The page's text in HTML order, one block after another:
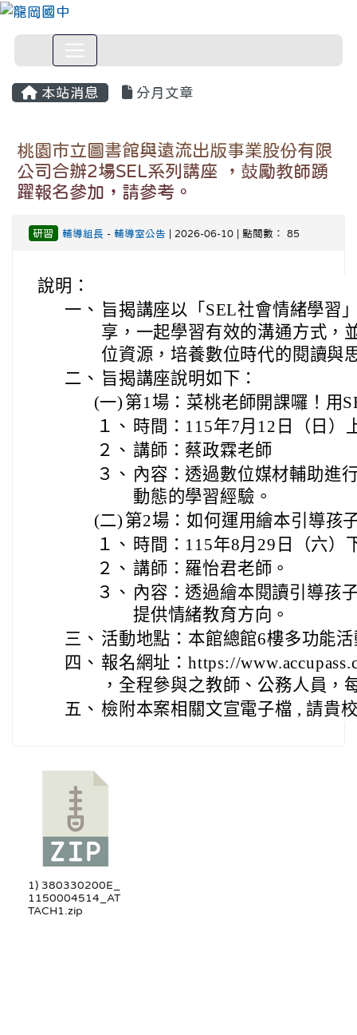
本站消息 分月文章
桃園市立圖書館與遠流出版事業股份有限
公司合辦2場SEL系列講座 ，鼓勵教師踴
躍報名參加，請參考。
研習 輔導組長 - 輔導室公告 | 2026-06-10 | 點閱數： 85
說明：
一、 旨揭講座以「SEL社會情緒學習
享，一起學習有效的溝通方式，
位資源，培養數位時代的閱讀與
二、 旨揭講座說明如下：
(一) 第1場：菜桃老師開課囉！用
１、 時間：115年7月12日（日）
２、 講師：蔡政霖老師
３、 內容：透過數位媒材輔助進
動態的學習經驗。
(二) 第2場：如何運用繪本引導孩
１、 時間：115年8月29日（六）
２、 講師：羅怡君老師。
３、 內容：透過繪本閱讀引導孩
提供情緒教育方向。
三、 活動地點：本館總館6樓多功能
四、 報名網址：https://
，全程參與之教師、公務人員，
五、 檢附本案相關文宣電子檔 , 請貴
1) 380330200E_
1150004514_AT
TACH1.zip